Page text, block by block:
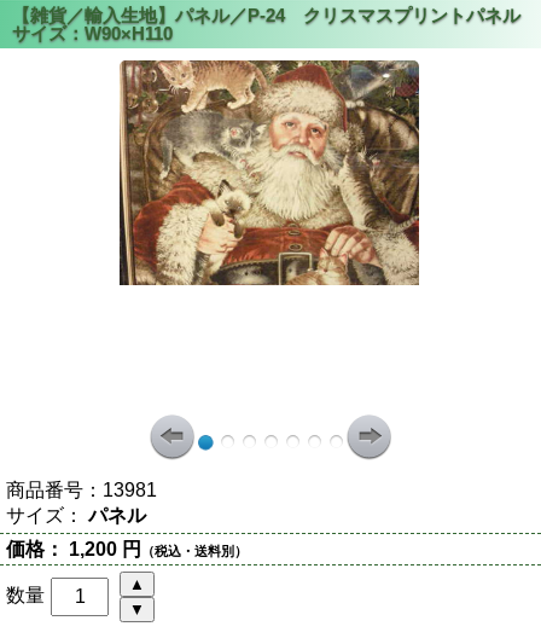
商品番号： 13981
サイズ： パネル
価格： 1,200 円 （税込・送料別）
数量